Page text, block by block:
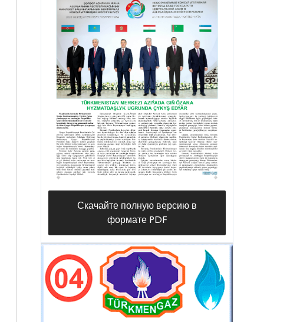
Скачайте полную версию в
формате PDF